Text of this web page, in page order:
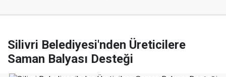
Silivri Belediyesi'nden Üreticilere
Saman Balyası Desteği